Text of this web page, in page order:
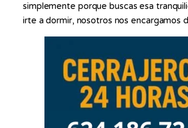
simplemente porque buscas esa
irte a dormir, nosotros nos encargamos